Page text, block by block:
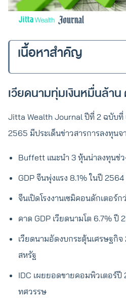
เนื้อหาสำคัญ
เวียดนามทุ่มเงินหมื่นล้าน
Jitta Wealth Journal ปีที่ 2 ฉบับที่
2565 มีประเด็นข่าวสารการลงทุน
Buffett แนะนำ 3 หุ้นน่าลงทุนช่ว
GDP จีนพุ่งแรง 8.1% ในปี 2564
จีนเปิดโรงงานเซมิคอนดักเตอร์ก
คาด GDP เวียดนามโต 6.7% ปี
เวียดนามอัดงบกระตุ้นเศรษฐกิ
สหรัฐ
IDC เผยยอดขายคอมพิวเตอร์
ทศวรรษ